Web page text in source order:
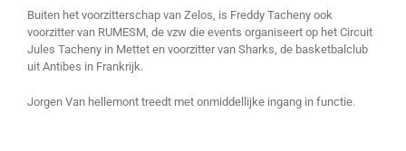
Buiten het voorzitterschap van Zelos, is Freddy Tacheny ook
voorzitter van RUMESM, de vzw die events organiseert op het Circuit
Jules Tacheny in Mettet en voorzitter van Sharks, de basketbalclub
uit Antibes in Frankrijk.
Jorgen Van hellemont treedt met onmiddellijke ingang in functie.